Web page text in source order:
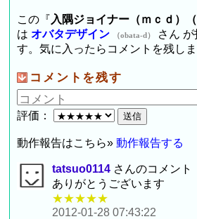
この『 入隅ジョイナー（ｍｃｄ）（
はオバタデザイン （obata-d）
さん
す。気に入ったらコメントを残しま
コメントを残す
評価：
動作報告はこちら»動作報告する
tatsuo0114 さんのコメント
ありがとうございます
★★★★★
2012-01-28 07:43:22